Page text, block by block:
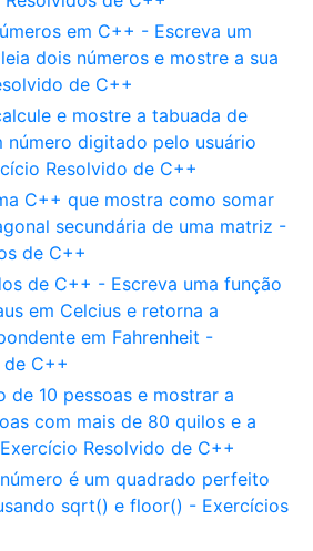
em C++ - Escreva um
dois números e mostre a sua
de C++
e mostre a tabuada de
número digitado pelo usuário
Resolvido de C++
C++ que mostra como somar
secundária de uma matriz -
de C++
de C++ - Escreva uma função
em Celcius e retorna a
em Fahrenheit -
C++
de 10 pessoas e mostrar a
com mais de 80 quilos e a
Resolvido de C++
é um quadrado perfeito
sqrt() e floor() - Exercícios